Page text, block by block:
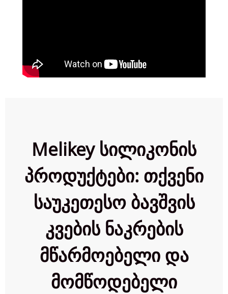
Melikey სილიკონის
პროდუქტები: თქვენი
საუკეთესო ბავშვის
კვების ნაკრების
მწარმოებელი და
მომწოდებელი